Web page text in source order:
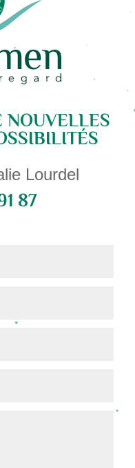
NOUVELLES
Lourdel
87